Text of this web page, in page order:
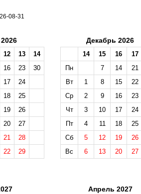
08-31
12 13
14
16 23
30
17
24
18
25
19
26
20
27
21
28
22 29
Декабрь 2026
14 15 16 17
Пн
7 14 21
Вт
1 8 15 22
Ср
2 9 16 23
Чт
3 10 17 24
Пт
4 11 18
25
Сб
5 12 19
26
Вс
6 13 20 27
Апрель 2027